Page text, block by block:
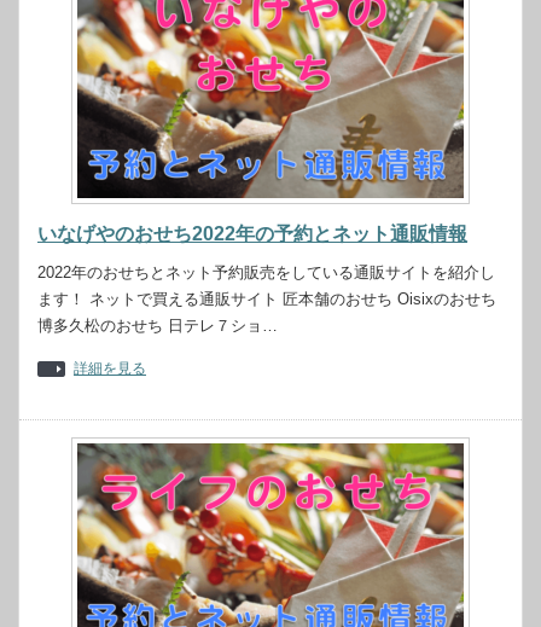
いなげやのおせち2022年の予約とネット通販情報
2022年のおせちとネット予約販売をしている通販サイトを紹介し
ます！ ネットで買える通販サイト 匠本舗のおせち Oisixのおせち
博多久松のおせち 日テレ７ショ…
詳細を見る